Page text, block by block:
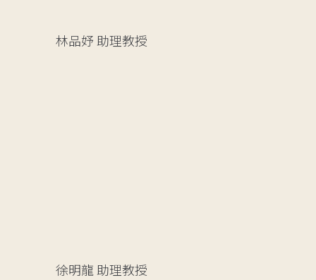
林品妤 助理教授
徐明龍 助理教授